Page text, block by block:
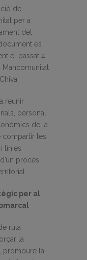
de
per a
del
es
el passat 4
Mancomunitat
reunir
personal
de la
compartir les
línies
procés
per al
ruta
la
promoure la